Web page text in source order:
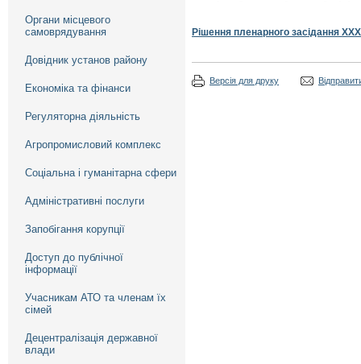
Органи місцевого
самоврядування
Довідник установ району
Економіка та фінанси
Регуляторна діяльність
Агропромисловий комплекс
Соціальна і гуманітарна сфери
Адміністративні послуги
Запобігання корупції
Доступ до публічної
інформації
Учасникам АТО та членам їх
сімей
Децентралізація державної
влади
Рішення пленарного засідання
Версія для друку